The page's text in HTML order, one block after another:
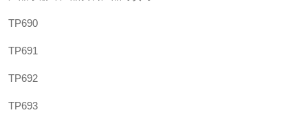
TP690
TP691
TP692
TP693